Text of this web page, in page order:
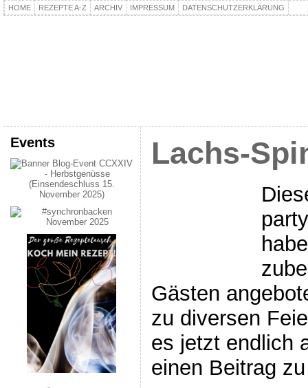
HOME REZEPTE A-Z ARCHIV IMPRESSUM DATENSCHUTZERKLÄRUNG
Events Lachs-
Gästen
zu diversen
es jetzt endlich
einen Beitrag